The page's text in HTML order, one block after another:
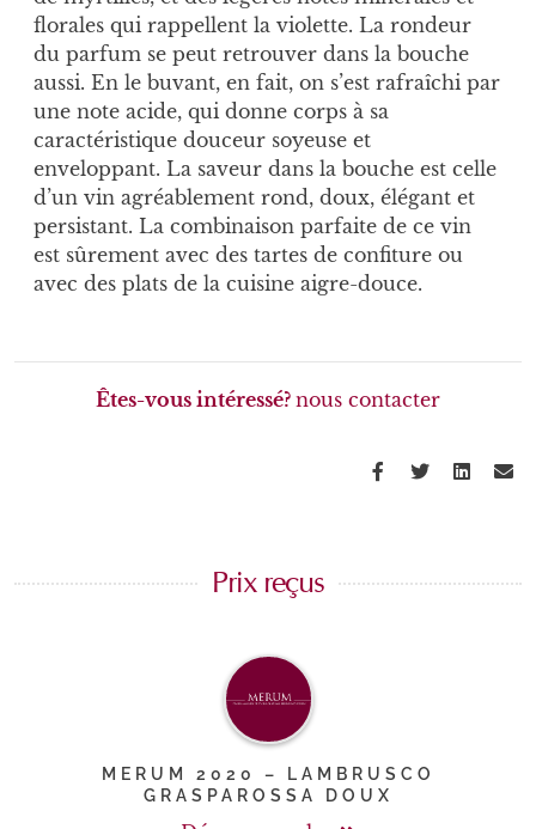
florales qui rappellent la violette. La rondeur
du parfum se peut retrouver dans la bouche
aussi. En le buvant, en fait, on s’est rafraîchi par
une note acide, qui donne corps à sa
caractéristique douceur soyeuse et
enveloppant. La saveur dans la bouche est celle
d’un vin agréablement rond, doux, élégant et
persistant. La combinaison parfaite de ce vin
est sûrement avec des tartes de confiture ou
avec des plats de la cuisine aigre-douce.
Êtes-vous intéressé? nous contacter
Facebook
Twitter
Prix reçus
MERUM 2020 – LAMBRUSCO
GRASPAROSSA DOUX